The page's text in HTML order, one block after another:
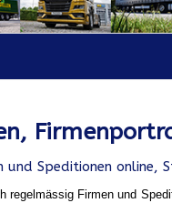
und Speditionen online,
Firmen und